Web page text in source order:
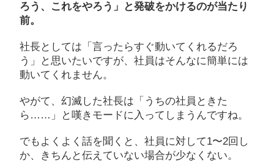
ろう、これをやろう」と発破をかけるのが当たり
前。
社長としては「言ったらすぐ動いてくれるだろ
う」と思いたいですが、社員はそんなに簡単には
動いてくれません。
やがて、幻滅した社長は「うちの社員ときた
ら……」と嘆きモードに入ってしまうんですね。
でもよくよく話を聞くと、社員に対して1〜2回し
か、きちんと伝えていない場合が少なくない。